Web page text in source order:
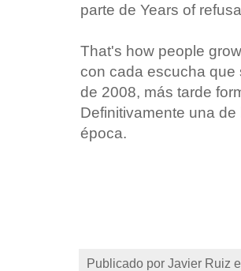
parte de Years of
That's how people
con cada escucha que
de 2008, más tarde
Definitivamente una
Publicado por Javier Ruiz